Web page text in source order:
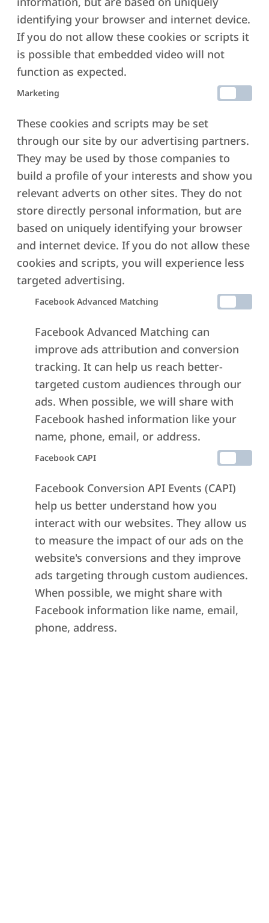
πληρότητα
το κλειδί για εσωτερική γαλήνη και
διαύγεια σε κάθε στιγμή της ζωής
SPIRITUALITY
ένα ταξίδι επανασύνδεσης με τον
αληθινό σας εαυτό και το σύμπα
γύρω σας
RELATIONS
και την κατανόηση, εμπλουτίζοντας
κάθε πτυχή της ζωής
Yoga Studio Αργυρούπολη
identifying your browser and internet device.
If you do not allow these cookies or scripts it
is possible that embedded video will not
function as expected.
Marketing
These cookies and scripts may be set
through our site by our advertising partners.
They may be used by those companies to
build a profile of your interests and show you
relevant adverts on other sites. They do not
store directly personal information, but are
based on uniquely identifying your browser
and internet device. If you do not allow these
cookies and scripts, you will experience less
targeted advertising.
Facebook Advanced Matching
Facebook Advanced Matching can
improve ads attribution and conversion
tracking. It can help us reach better-
targeted custom audiences through our
ads. When possible, we will share with
Facebook hashed information like your
name, phone, email, or address.
Facebook CAPI
Facebook Conversion API Events (CAPI)
help us better understand how you
interact with our websites. They allow us
to measure the impact of our ads on the
website's conversions and they improve
ads targeting through custom audiences.
When possible, we might share with
Facebook information like name, email,
phone, address.